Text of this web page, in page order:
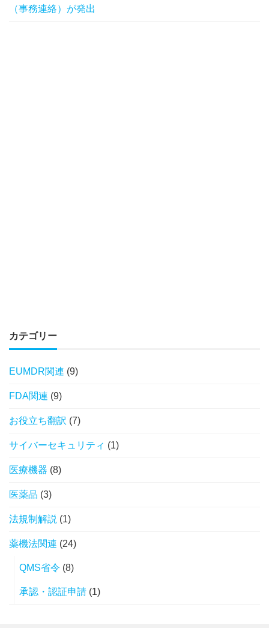
（事務連絡）が発出
カテゴリー
EUMDR関連 (9)
FDA関連 (9)
お役立ち翻訳 (7)
サイバーセキュリティ (1)
医療機器 (8)
医薬品 (3)
法規制解説 (1)
薬機法関連 (24)
QMS省令 (8)
承認・認証申請 (1)